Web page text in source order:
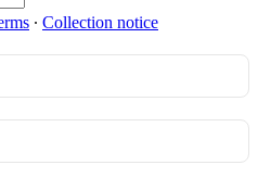
∙ Collection notice